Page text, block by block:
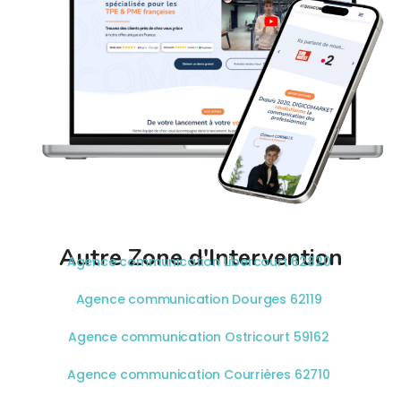
Autre Zone d'Intervention
Agence communication Libercourt 62820
Agence communication Dourges 62119
Agence communication Ostricourt 59162
Agence communication Courrières 62710